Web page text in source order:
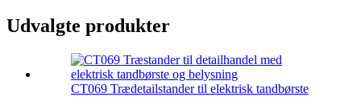
Udvalgte produkter
CT069 Trædetailstander til elektrisk tandbørste